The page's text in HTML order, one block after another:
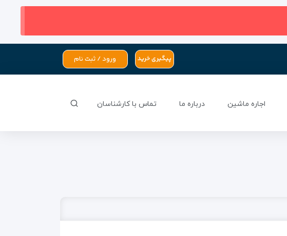
پیگیری خرید ورود / ثبت نام
اجاره ماشین درباره ما تماس با کارشناسان